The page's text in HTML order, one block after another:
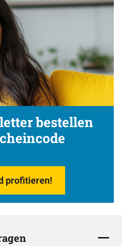
bestellen
profitieren!